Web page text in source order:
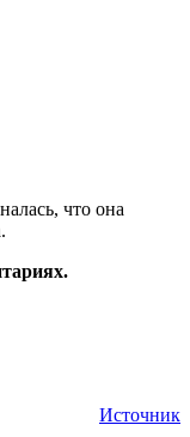
что она
Источник